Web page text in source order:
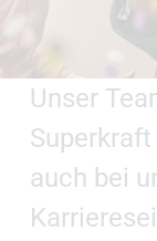
Unser
auch bei